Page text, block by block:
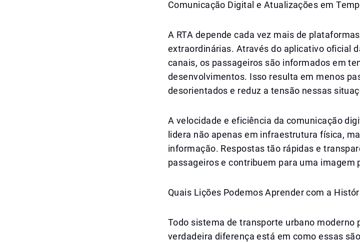
Comunicação Digital e Atualizações em
A RTA depende cada vez mais de
extraordinárias. Através do aplicativo oficial
canais, os passageiros são informados em
desenvolvimentos. Isso resulta em menos
desorientados e reduz a tensão nessas
A velocidade e eficiência da comunicação
lidera não apenas em infraestrutura física,
informação. Respostas tão rápidas e
passageiros e contribuem para uma imagem
Quais Lições Podemos Aprender com a
Todo sistema de transporte urbano moderno
verdadeira diferença está em como essas